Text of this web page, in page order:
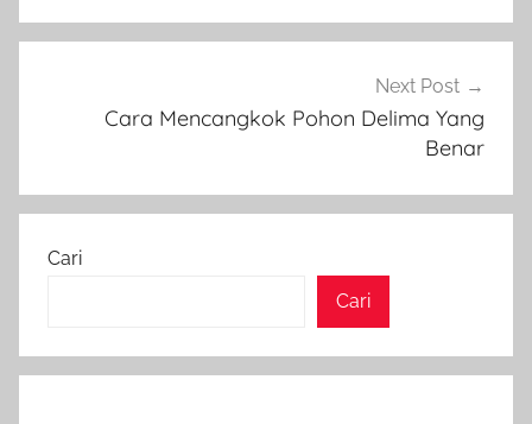
Next Post
Cara Mencangkok Pohon Delima Yang
Benar
Cari
Cari